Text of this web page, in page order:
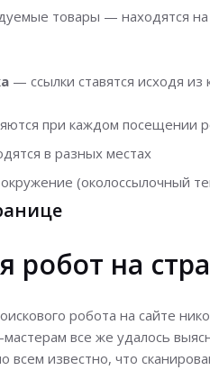
товары — находятся
— ссылки ставятся исходя из
при каждом посещении
в разных местах
(околоссылочный
робот на
робота на сайте
все же удалось
всем известно, что